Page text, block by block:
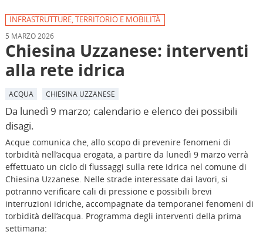
INFRASTRUTTURE, TERRITORIO E MOBILITÀ
5 MARZO 2026
Chiesina Uzzanese: interventi
alla rete idrica
ACQUA CHIESINA UZZANESE
Da lunedì 9 marzo; calendario e elenco dei possibili
disagi.
Acque comunica che, allo scopo di prevenire fenomeni di
torbidità nell’acqua erogata, a partire da lunedì 9 marzo verrà
effettuato un ciclo di flussaggi sulla rete idrica nel comune di
Chiesina Uzzanese. Nelle strade interessate dai lavori, si
potranno verificare cali di pressione e possibili brevi
interruzioni idriche, accompagnate da temporanei fenomeni di
torbidità dell’acqua. Programma degli interventi della prima
settimana: